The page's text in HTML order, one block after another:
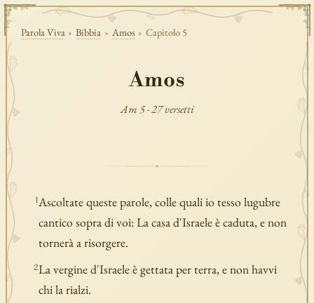
Parola Viva › Bibbia › Amos › Capitolo 5
Amos
Am 5 · 27 versetti
1Ascoltate queste parole, colle quali io tesso lugubre
cantico sopra di voi: La casa d'Israele è caduta, e non
tornerà a risorgere.
2La vergine d'Israele è gettata per terra, e non havvi
chi la rialzi.